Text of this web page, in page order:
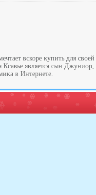
вскоре купить для своей
является сын Джуниор,
в Интернете.